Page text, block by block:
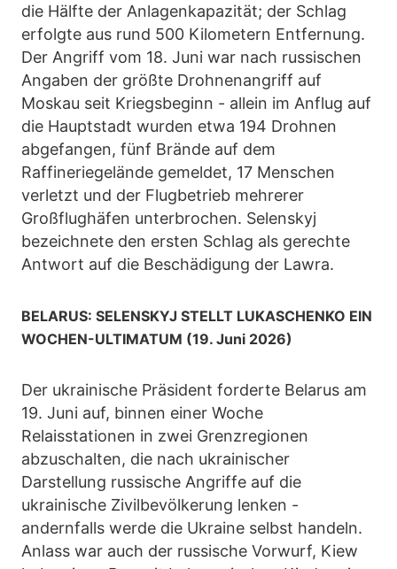
die Hälfte der Anlagenkapazität; der Schlag
erfolgte aus rund 500 Kilometern Entfernung.
Der Angriff vom 18. Juni war nach russischen
Angaben der größte Drohnenangriff auf
Moskau seit Kriegsbeginn - allein im Anflug auf
die Hauptstadt wurden etwa 194 Drohnen
abgefangen, fünf Brände auf dem
Raffineriegelände gemeldet, 17 Menschen
verletzt und der Flugbetrieb mehrerer
Großflughäfen unterbrochen. Selenskyj
bezeichnete den ersten Schlag als gerechte
Antwort auf die Beschädigung der Lawra.
BELARUS: SELENSKYJ STELLT LUKASCHENKO EIN
WOCHEN-ULTIMATUM (19. Juni 2026)
Der ukrainische Präsident forderte Belarus am
19. Juni auf, binnen einer Woche
Relaisstationen in zwei Grenzregionen
abzuschalten, die nach ukrainischer
Darstellung russische Angriffe auf die
ukrainische Zivilbevölkerung lenken -
andernfalls werde die Ukraine selbst handeln.
Anlass war auch der russische Vorwurf, Kiew